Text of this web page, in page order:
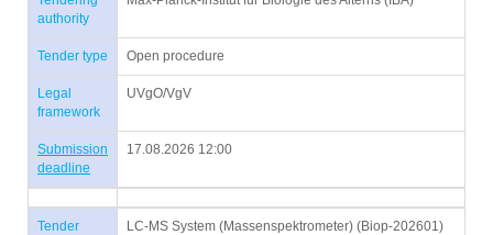
authority
Tender type Open procedure
Legal
framework
UVgO/VgV
Submission
deadline
17.08.2026 12:00
Tender LC-MS System (Massenspektrometer) (Biop-202601)